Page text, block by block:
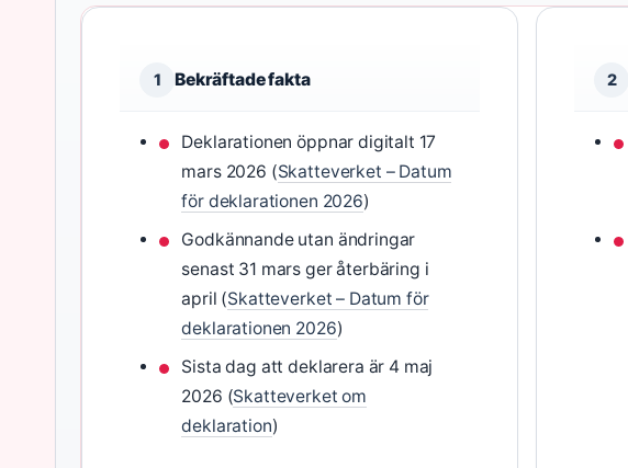
1 Bekräftade fakta
Deklarationen öppnar digitalt 17
mars 2026 (Skatteverket – Datum
för deklarationen 2026)
Godkännande utan ändringar
senast 31 mars ger återbäring i
april (Skatteverket – Datum för
deklarationen 2026)
Sista dag att deklarera är 4 maj
2026 (Skatteverket om
deklaration)
2